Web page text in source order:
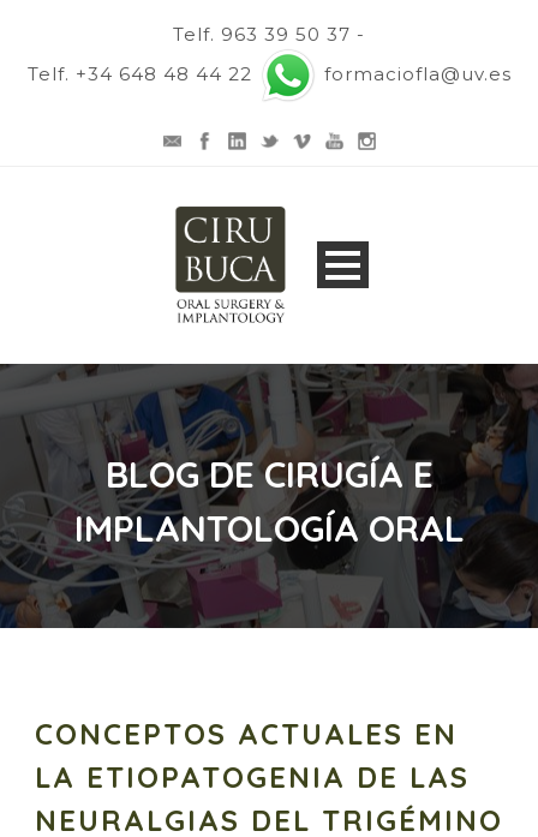
Telf. 963 39 50 37 -
Telf. +34 648 48 44 22
formaciofla@uv.es
BLOG DE CIRUGÍA E
IMPLANTOLOGÍA ORAL
CONCEPTOS ACTUALES EN
LA ETIOPATOGENIA DE LAS
NEURALGIAS DEL TRIGÉMINO